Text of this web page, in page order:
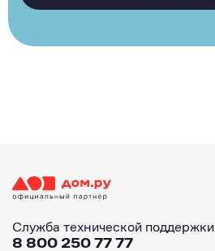
Служба технической поддержки
8 800 250 77 77